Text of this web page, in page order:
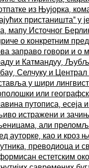
из Њујорка,
пристаништа“ у
мапу Источног
о конкретним
заправо говори и о
и Катмандуу,
Селчуку и Централ
у шири
или
путописа, есеја и
истражени и
али
ауторке, као и кроз
преводиоца и
естетским